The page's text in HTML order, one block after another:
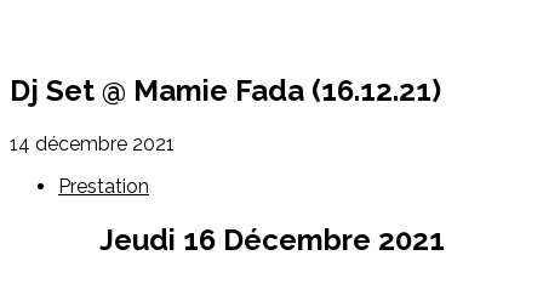
Dj Set @ Mamie Fada (16.12.21)
14 décembre 2021
Prestation
Jeudi 16 Décembre 2021